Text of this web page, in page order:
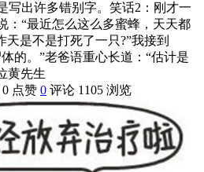
写出许多错别字。笑话2：刚才一
：“最近怎么这么多蜜蜂，天天都
天是不是打死了一只?”我接到
的。”老爸语重心长道：“估计是
黄先生
0 点赞 0 评论 1105 浏览